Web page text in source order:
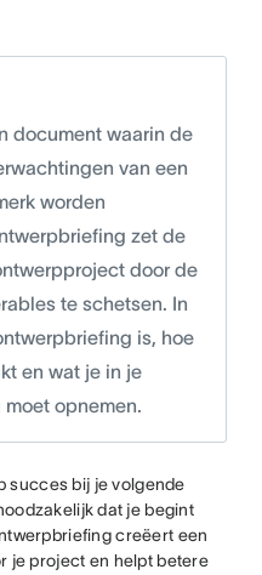
document waarin de
van een
worden
zet de
door de
te schetsen. In
is, hoe
en wat je in je
opnemen.
succes bij je volgende
dat je begint
creëert een
je project en helpt betere